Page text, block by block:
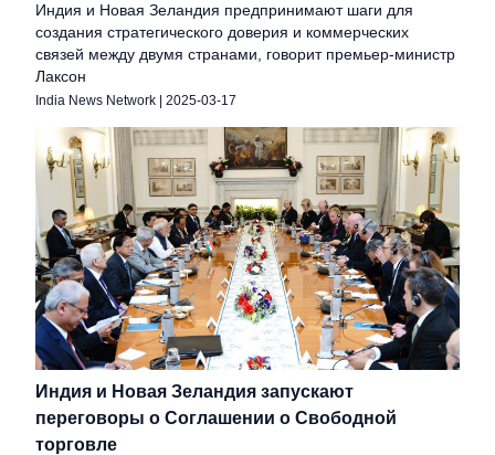
Индия и Новая Зеландия предпринимают шаги для
создания стратегического доверия и коммерческих
связей между двумя странами, говорит премьер-министр
Лаксон
India News Network 2025-03-17
Индия и Новая Зеландия запускают
переговоры о Соглашении о Свободной
торговле